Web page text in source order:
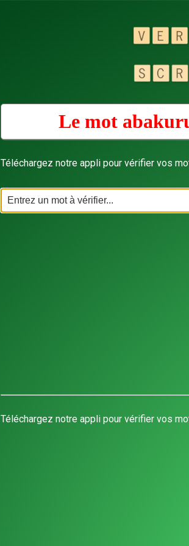
Le mot
Téléchargez notre appli pour vérifier vos
Téléchargez notre appli pour vérifier vos